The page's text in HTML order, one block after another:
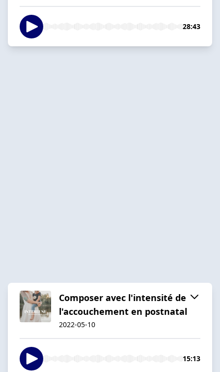
28:43
Composer avec l'intensité de
l'accouchement en postnatal
2022-05-10
15:13